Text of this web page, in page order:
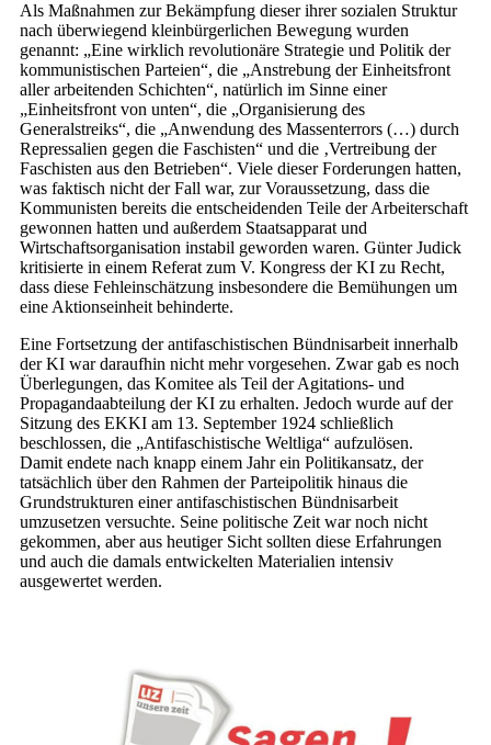
Als Maßnahmen zur Bekämpfung dieser ihrer sozialen Struktur
nach überwiegend kleinbürgerlichen Bewegung wurden
genannt: „Eine wirklich revolutionäre Strategie und Politik der
kommunistischen Parteien“, die „Anstrebung der Einheitsfront
aller arbeitenden Schichten“, natürlich im Sinne einer
„Einheitsfront von unten“, die „Organisierung des
Generalstreiks“, die „Anwendung des Massenterrors (…) durch
Repressalien gegen die Faschisten“ und die ‚Vertreibung der
Faschisten aus den Betrieben“. Viele dieser Forderungen hatten,
was faktisch nicht der Fall war, zur Voraussetzung, dass die
Kommunisten bereits die entscheidenden Teile der Arbeiterschaft
gewonnen hatten und außerdem Staatsapparat und
Wirtschaftsorganisation instabil geworden waren. Günter Judick
kritisierte in einem Referat zum V. Kongress der KI zu Recht,
dass diese Fehleinschätzung insbesondere die Bemühungen um
eine Aktionseinheit behinderte.
Eine Fortsetzung der antifaschistischen Bündnisarbeit innerhalb
der KI war daraufhin nicht mehr vorgesehen. Zwar gab es noch
Überlegungen, das Komitee als Teil der Agitations- und
Propagandaabteilung der KI zu erhalten. Jedoch wurde auf der
Sitzung des EKKI am 13. September 1924 schließlich
beschlossen, die „Antifaschistische Weltliga“ aufzulösen.
Damit endete nach knapp einem Jahr ein Politikansatz, der
tatsächlich über den Rahmen der Parteipolitik hinaus die
Grundstrukturen einer antifaschistischen Bündnisarbeit
umzusetzen versuchte. Seine politische Zeit war noch nicht
gekommen, aber aus heutiger Sicht sollten diese Erfahrungen
und auch die damals entwickelten Materialien intensiv
ausgewertet werden.